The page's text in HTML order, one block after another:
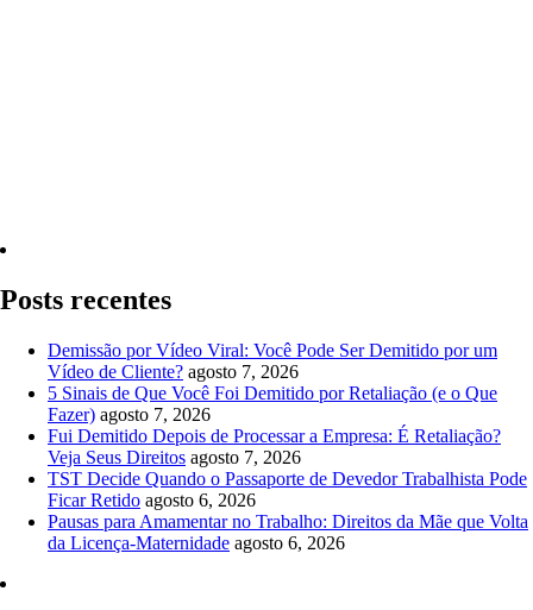
Posts recentes
Demissão por Vídeo Viral: Você Pode Ser Demitido por um
Vídeo de Cliente? agosto 7, 2026
5 Sinais de Que Você Foi Demitido por Retaliação (e o Que
Fazer) agosto 7, 2026
Fui Demitido Depois de Processar a Empresa: É Retaliação?
Veja Seus Direitos agosto 7, 2026
TST Decide Quando o Passaporte de Devedor Trabalhista Pode
Ficar Retido agosto 6, 2026
Pausas para Amamentar no Trabalho: Direitos da Mãe que Volta
da Licença-Maternidade agosto 6, 2026